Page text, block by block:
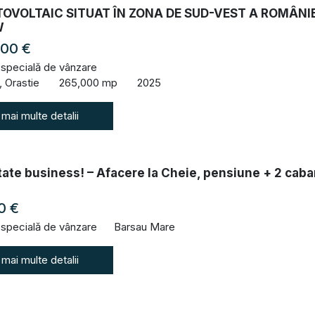
SITUAT ÎN ZONA DE SUD-VEST A
€
de vânzare
Orastie
265,000 mp 2025
multe detalii
business! – Afacere la Cheie, pensiune + 2
€
de vânzare Barsau Mare
multe detalii